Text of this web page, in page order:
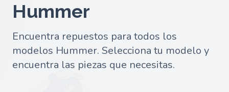
Hummer
Encuentra repuestos para todos los
modelos Hummer. Selecciona tu modelo y
encuentra las piezas que necesitas.